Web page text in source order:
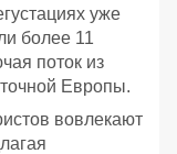
уже
более 11
поток из
Европы.
вовлекают